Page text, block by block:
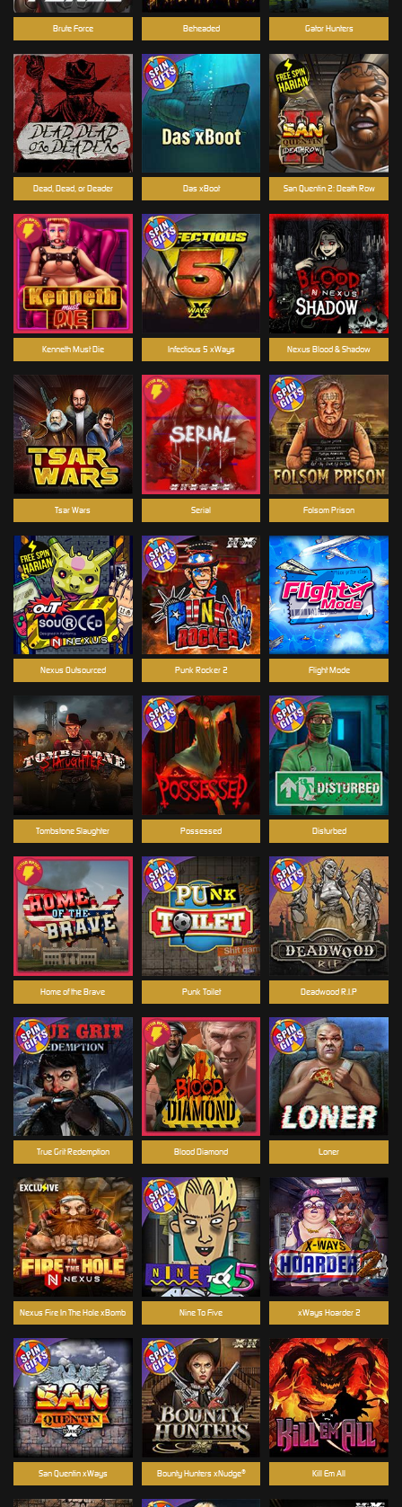
Nexus Blood & Shadow
Kill Em All
Blood Diamond
Dead, Dead, or Deader
Nexus Fire In The Hole xBomb
Tsar Wars
Brute Force
Home of the Brave
Tombstone Slaughter
San Quentin 2: Death Row
Punk Rocker 2
Deadwood R.I.P
Beheaded
Nexus Outsourced
Gator Hunters
Loner
Kenneth Must Die
Folsom Prison
Das xBoot
xWays Hoarder 2
Nine To Five
Bounty Hunters xNudge®
Flight Mode
San Quentin xWays
Serial
Punk Toilet
Possessed Disturbed
Infectious 5 xWays
True Grit Redemption